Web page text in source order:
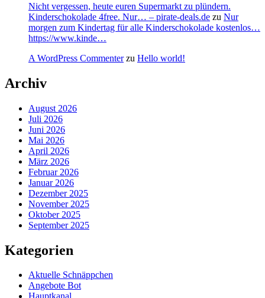
Nicht vergessen, heute euren Supermarkt zu plündern.
Kinderschokolade 4free. Nur… – pirate-deals.de zu Nur
morgen zum Kindertag für alle Kinderschokolade kostenlos…
https://www.kinde…
A WordPress Commenterzu Hello world!
Archiv
August 2026
Juli 2026
Juni 2026
Mai 2026
April 2026
März 2026
Februar 2026
Januar 2026
Dezember 2025
November 2025
Oktober 2025
September 2025
Kategorien
Aktuelle Schnäppchen
Angebote Bot